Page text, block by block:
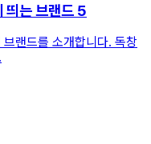
띄는 브랜드 5
랜드를 소개합니다. 독창